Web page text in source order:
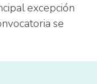
excepción
se